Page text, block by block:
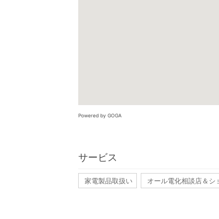
Powered by GOGA
サービス
家電製品取扱い オール電化相談店＆シ